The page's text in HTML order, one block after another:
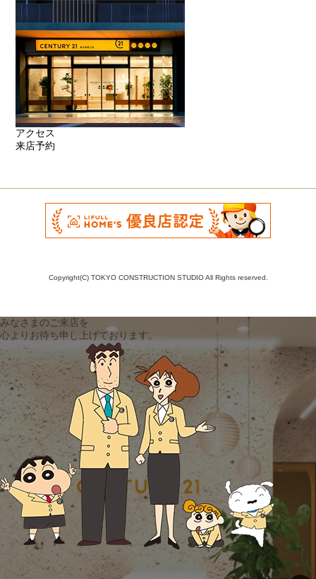
アクセス
来店予約
Copyright(C) TOKYO CONSTRUCTION STUDIO All Rights reserved.
みなさまのご来店を
心よりお待ち申し上げております。